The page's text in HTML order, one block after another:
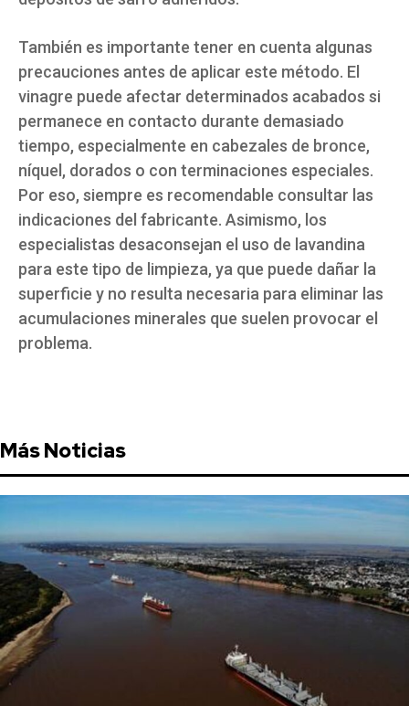
También es importante tener en cuenta algunas
precauciones antes de aplicar este método. El
vinagre puede afectar determinados acabados si
permanece en contacto durante demasiado
tiempo, especialmente en cabezales de bronce,
níquel, dorados o con terminaciones especiales.
Por eso, siempre es recomendable consultar las
indicaciones del fabricante. Asimismo, los
especialistas desaconsejan el uso de lavandina
para este tipo de limpieza, ya que puede dañar la
superficie y no resulta necesaria para eliminar las
acumulaciones minerales que suelen provocar el
problema.
Más Noticias